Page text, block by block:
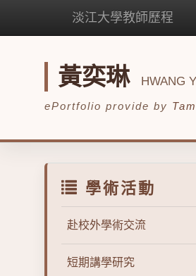
淡江大學教師歷程
黃奕琳 HWANG
ePortfolio provide by
學術活動
赴校外學術交流
短期講學研究